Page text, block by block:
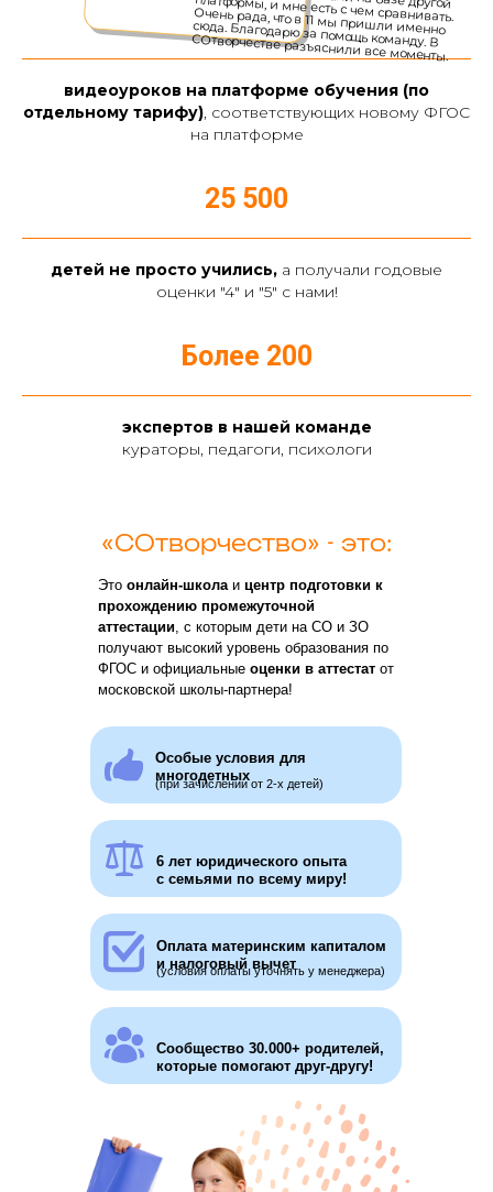
4 000 +
видеоуроков на платформе обучения (по
отдельному тарифу), соответствующих новому ФГОС
на платформе
25 500
детей не просто учились, а получали годовые
оценки "4" и "5" с нами!
Более 200
экспертов в нашей команде
кураторы, педагоги, психологи
Это онлайн-школаи центр подготовки к
прохождению промежуточной
аттестации, с которым дети на СО и ЗО
получают высокий уровень образования по
ФГОС и официальные оценки в аттестат от
московской школы-партнера!
«СОтворчество» - это:
6 лет юридического опыта
с семьями по всему миру!
Особые условия для
многодетных
Оплата материнским капиталом
и налоговый вычет
Сообщество 30.000+ родителей,
которые помогают друг-другу!
(условия оплаты уточнять у менеджера)
(при зачислении от 2-х детей)
Эксперт по вопросам СО и
основатель "СОтворчества"
Создано мамой
для мам:
Анастасия Калмыкова
детей на СО, которые учатся и
аттестуются с "СОтворчеством"!